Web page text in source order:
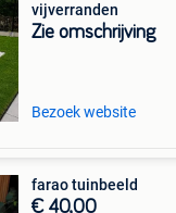
vijverranden
Zie omschrijving
Bezoek website
farao tuinbeeld
€ 40,00